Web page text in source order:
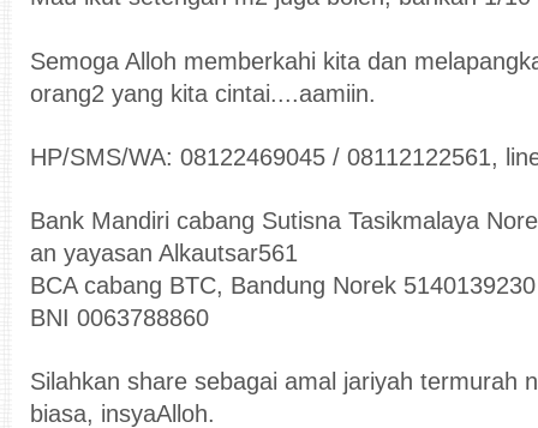
Semoga Alloh memberkahi kita dan
orang2 yang kita cintai....aamiin.
HP/SMS/WA: 08122469045 / 08112122561,
Bank Mandiri cabang Sutisna Tasikmalaya
an yayasan Alkautsar561
BCA cabang BTC, Bandung Norek
BNI 0063788860
Silahkan share sebagai amal jariyah termurah
biasa, insyaAlloh.